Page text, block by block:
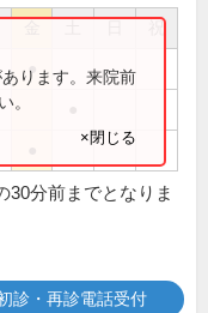
祝
●
ります。来院前
。
×閉じる
30分前までとなりま
診・再診電話受付